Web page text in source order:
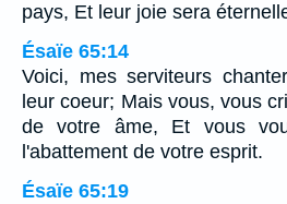
pays, Et leur joie sera
Ésaïe 65:14
Voici, mes serviteurs
leur coeur; Mais vous, vous
de votre âme, Et vous
l'abattement de votre esprit.
Ésaïe 65:19